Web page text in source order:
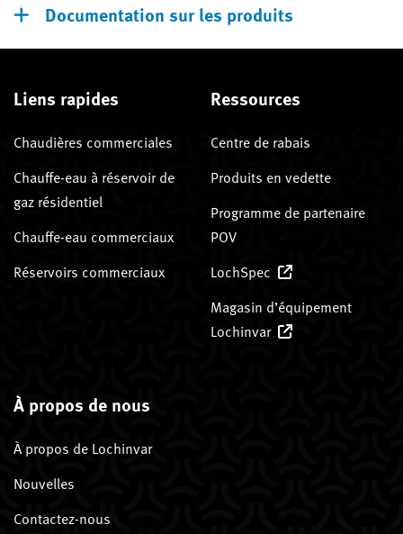
Documentation sur les produits
Liens rapides
Chaudières commerciales
Chauffe-eau à réservoir de
gaz résidentiel
Chauffe-eau commerciaux
Réservoirs commerciaux
Ressources
Centre de rabais
Produits en vedette
Programme de partenaire
POV
LochSpec
Magasin d’équipement
Lochinvar
À propos de nous
À propos de Lochinvar
Nouvelles
Contactez-nous